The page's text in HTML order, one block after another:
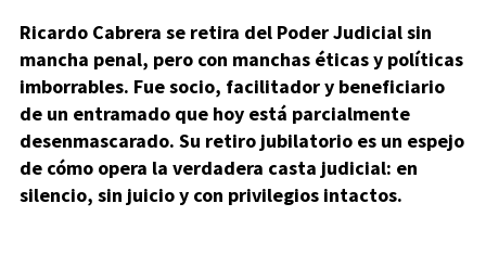
Ricardo Cabrera se retira del Poder Judicial sin
mancha penal, pero con manchas éticas y políticas
imborrables. Fue socio, facilitador y beneficiario
de un entramado que hoy está parcialmente
desenmascarado. Su retiro jubilatorio es un espejo
de cómo opera la verdadera casta judicial: en
silencio, sin juicio y con privilegios intactos.